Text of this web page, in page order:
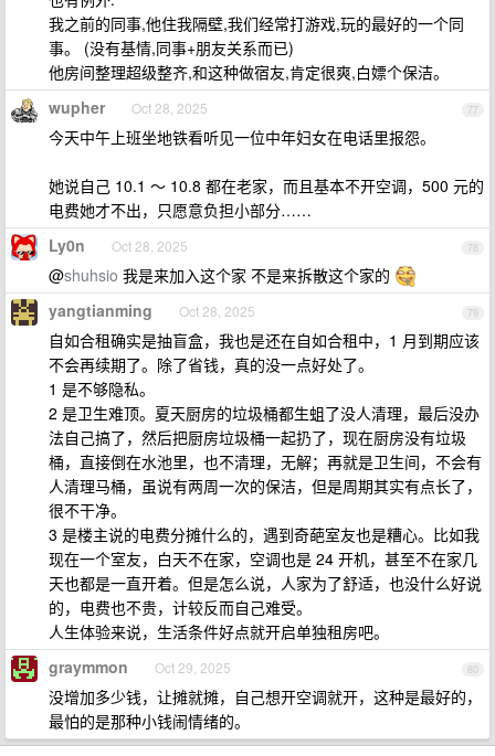
我之前的同事,他住我隔壁,我们经常打游戏,玩的最好的一个同
事。 (没有基情,同事+朋友关系而已)
他房间整理超级整齐,和这种做宿友,肯定很爽,白嫖个保洁。
77
wupher Oct 28, 2025
今天中午上班坐地铁看听见一位中年妇女在电话里报怨。
她说自己 10.1 ～ 10.8 都在老家，而且基本不开空调，500 元的
电费她才不出，只愿意负担小部分……
78
Ly0n Oct 28, 2025
@shuhsio 我是来加入这个家 不是来拆散这个家的
79
yangtianming Oct 28, 2025
自如合租确实是抽盲盒，我也是还在自如合租中，1 月到期应该
不会再续期了。除了省钱，真的没一点好处了。
1 是不够隐私。
2 是卫生难顶。夏天厨房的垃圾桶都生蛆了没人清理，最后没办
法自己搞了，然后把厨房垃圾桶一起扔了，现在厨房没有垃圾
桶，直接倒在水池里，也不清理，无解；再就是卫生间，不会有
人清理马桶，虽说有两周一次的保洁，但是周期其实有点长了，
很不干净。
3 是楼主说的电费分摊什么的，遇到奇葩室友也是糟心。比如我
现在一个室友，白天不在家，空调也是 24 开机，甚至不在家几
天也都是一直开着。但是怎么说，人家为了舒适，也没什么好说
的，电费也不贵，计较反而自己难受。
人生体验来说，生活条件好点就开启单独租房吧。
80
graymmon Oct 29, 2025
没增加多少钱，让摊就摊，自己想开空调就开，这种是最好的，
最怕的是那种小钱闹情绪的。